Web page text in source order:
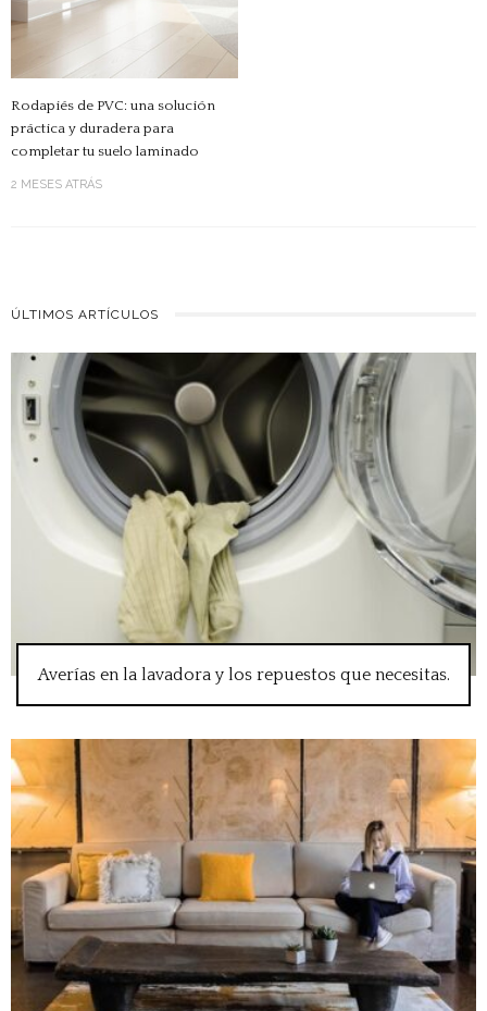
Rodapiés de PVC: una solución
práctica y duradera para
completar tu suelo laminado
2 MESES ATRÁS
ÚLTIMOS ARTÍCULOS
Averías en la lavadora y los repuestos que necesitas.